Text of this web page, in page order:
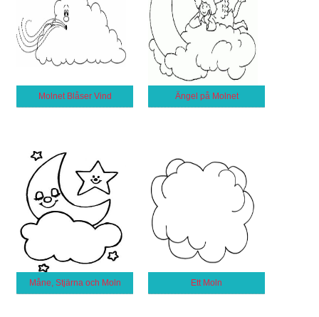
Molnet Blåser Vind Ängel på Molnet
Måne, Stjärna och Moln Ett Moln